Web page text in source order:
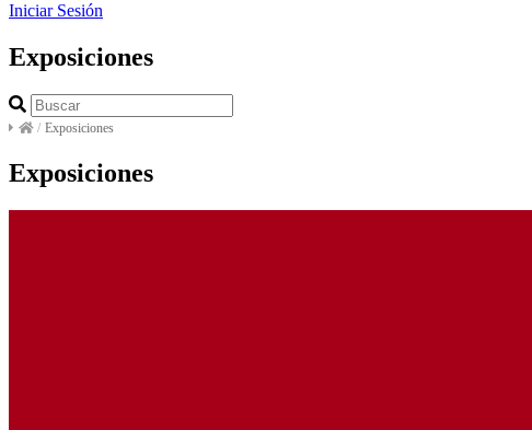
Iniciar Sesión
Exposiciones
/ Exposiciones
Exposiciones